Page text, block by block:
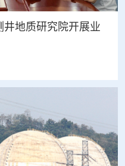
井地质研究院开展业